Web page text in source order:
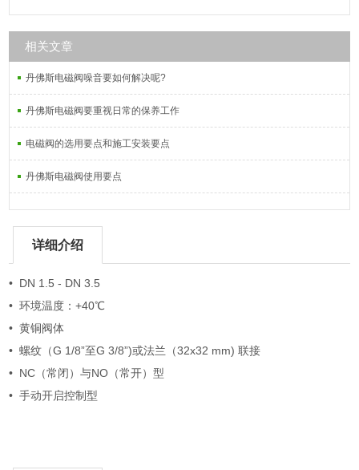
相关文章
丹佛斯电磁阀噪音要如何解决呢?
丹佛斯电磁阀要重视日常的保养工作
电磁阀的选用要点和施工安装要点
丹佛斯电磁阀使用要点
详细介绍
• DN 1.5 - DN 3.5
• 环境温度：+40℃
• 黄铜阀体
• 螺纹（G 1/8”至G 3/8”)或法兰（32x32 mm) 联接
• NC（常闭）与NO（常开）型
• 手动开启控制型